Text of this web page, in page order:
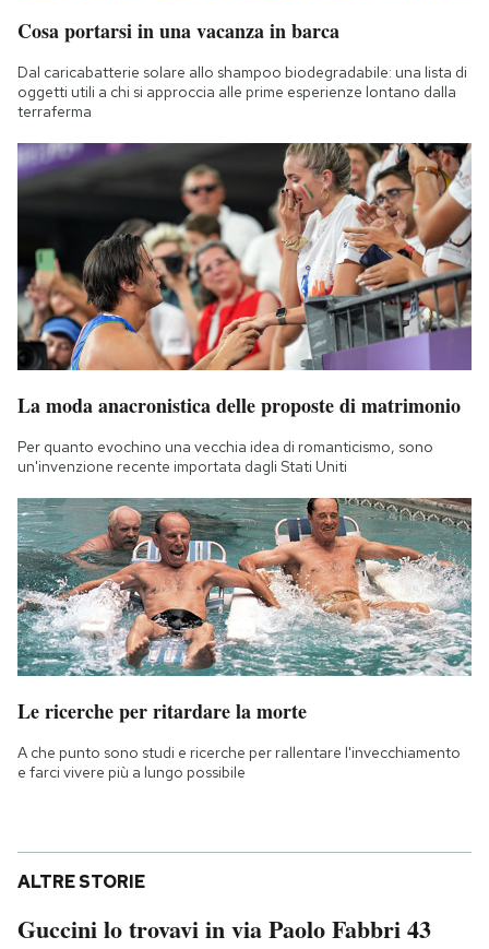
Cosa portarsi in una vacanza in barca
Dal caricabatterie solare allo shampoo biodegradabile: una lista di
oggetti utili a chi si approccia alle prime esperienze lontano dalla
terraferma
La moda anacronistica delle proposte di matrimonio
Per quanto evochino una vecchia idea di romanticismo, sono
un'invenzione recente importata dagli Stati Uniti
Le ricerche per ritardare la morte
A che punto sono studi e ricerche per rallentare l'invecchiamento
e farci vivere più a lungo possibile
ALTRE STORIE
Guccini lo trovavi in via Paolo Fabbri 43